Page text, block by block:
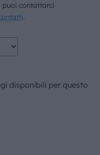
puoi contattarci
.
disponibili per questo